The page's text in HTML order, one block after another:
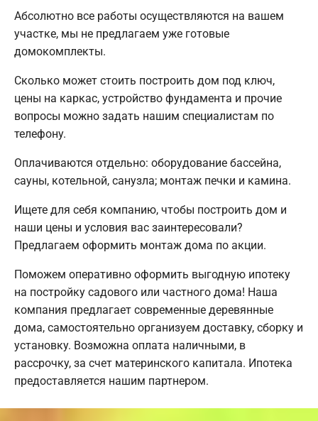
Абсолютно все работы осуществляются на вашем
участке, мы не предлагаем уже готовые
домокомплекты.
Сколько может стоить построить дом под ключ,
цены на каркас, устройство фундамента и прочие
вопросы можно задать нашим специалистам по
телефону.
Оплачиваются отдельно: оборудование бассейна,
сауны, котельной, санузла; монтаж печки и камина.
Ищете для себя компанию, чтобы построить дом и
наши цены и условия вас заинтересовали?
Предлагаем оформить монтаж дома по акции.
Поможем оперативно оформить выгодную ипотеку
на постройку садового или частного дома! Наша
компания предлагает современные деревянные
дома, самостоятельно организуем доставку, сборку и
установку. Возможна оплата наличными, в
рассрочку, за счет материнского капитала. Ипотека
предоставляется нашим партнером.